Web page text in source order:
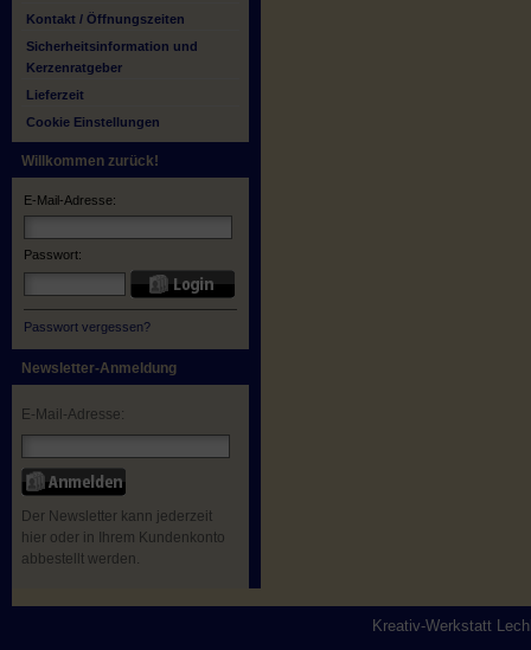
Kontakt / Öffnungszeiten
Sicherheitsinformation und
Kerzenratgeber
Lieferzeit
Cookie Einstellungen
Willkommen zurück!
E-Mail-Adresse:
Passwort:
Passwort vergessen?
Newsletter-Anmeldung
E-Mail-Adresse:
Der Newsletter kann jederzeit
hier oder in Ihrem Kundenkonto
abbestellt werden.
Kreativ-Werkstatt